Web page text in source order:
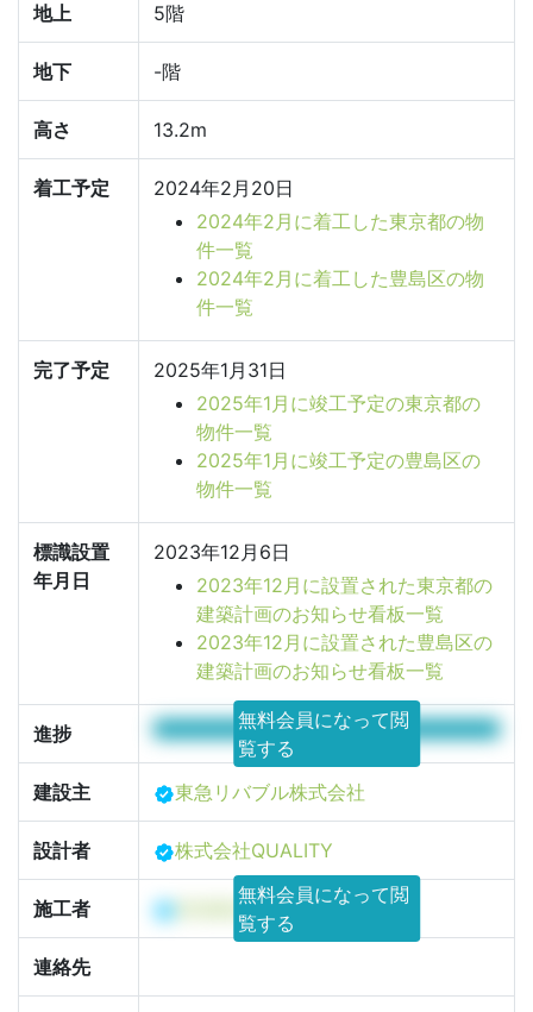
地上 5階
地下 -階
高さ 13.2m
着工予定
2024年2月20日
2024年2月に着工した東京都の物
件一覧
2024年2月に着工した豊島区の物
件一覧
完了予定
2025年1月31日
2025年1月に竣工予定の東京都の
物件一覧
2025年1月に竣工予定の豊島区の
物件一覧
標識設置
年月日
2023年12月6日
2023年12月に設置された東京都の
建築計画のお知らせ看板一覧
2023年12月に設置された豊島区の
建築計画のお知らせ看板一覧
進捗 100%
無料会員になって閲
覧する
建設主
東急リバブル株式会社
設計者 株式会社QUALITY
施工者 渡邊建設株式会社
無料会員になって閲
覧する
連絡先